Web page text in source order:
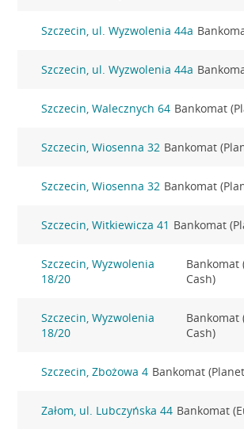
Szczecin, ul. Wyzwolenia 44a
Szczecin, ul. Wyzwolenia 44a
Szczecin, Walecznych 64 Bankomat
Szczecin, Wiosenna 32 Bankomat
Szczecin, Wiosenna 32 Bankomat
Szczecin, Witkiewicza 41 Bankomat
Szczecin, Wyzwolenia
18/20
Bankomat
Cash)
Szczecin, Wyzwolenia
18/20
Bankomat
Cash)
Szczecin, Zbożowa 4 Bankomat
Załom, ul. Lubczyńska 44 Bankomat